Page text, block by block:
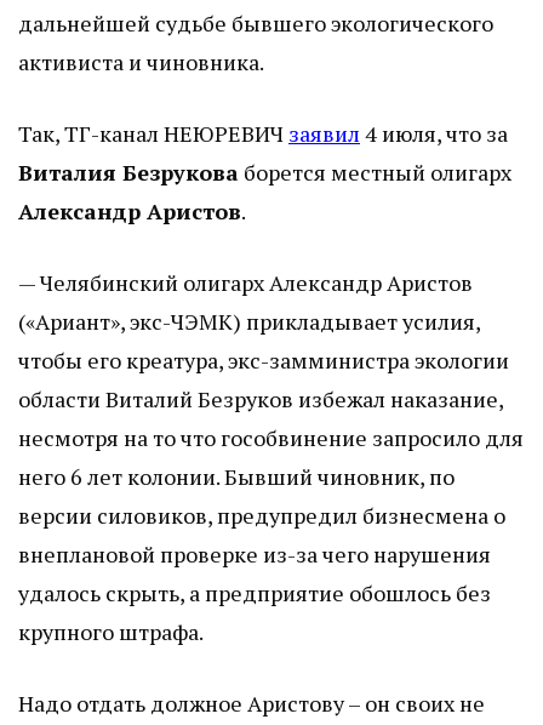
дальнейшей судьбе бывшего экологического
активиста и чиновника.
Так, ТГ-канал НЕЮРЕВИЧ заявил 4 июля, что за
Виталия Безрукова борется местный олигарх
Александр Аристов.
— Челябинский олигарх Александр Аристов
(«Ариант», экс-ЧЭМК) прикладывает усилия,
чтобы его креатура, экс-замминистра экологии
области Виталий Безруков избежал наказание,
несмотря на то что гособвинение запросило для
него 6 лет колонии. Бывший чиновник, по
версии силовиков, предупредил бизнесмена о
внеплановой проверке из-за чего нарушения
удалось скрыть, а предприятие обошлось без
крупного штрафа.
Надо отдать должное Аристову – он своих не